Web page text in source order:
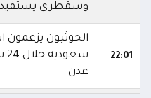
وسقطرى يستفيد منها
22:01
الحوثيون يزعمون
عدن